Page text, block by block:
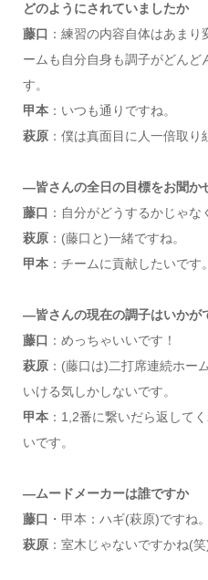
どのようにされていましたか
藤口 ：練習の内容自体はあま
ームも自分自身も調子がどん
す。
甲本：いつも通りですね。
萩原：僕は真面目に人一倍取り
―皆さんの全日の目標をお聞か
藤口 ：自分がどうするかじゃな
萩原：(藤口と)一緒ですね。
甲本：チームに貢献したいです。
―皆さんの現在の調子はいかが
藤口 ：めっちゃいいです！
萩原：(藤口は)二打席連続ホー
いける気しかしないです。
甲本：1,2番に繋いだら返して
いです。
―ムードメーカーは誰ですか
藤口 ・甲本：ハギ(萩原)ですね。
萩原：室木じゃないですかね(笑